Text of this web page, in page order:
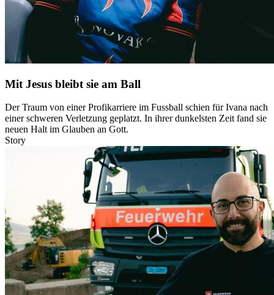
Mit Jesus bleibt sie am Ball
Der Traum von einer Profikarriere im Fussball schien für Ivana nach
einer schweren Verletzung geplatzt. In ihrer dunkelsten Zeit fand sie
neuen Halt im Glauben an Gott.
Story